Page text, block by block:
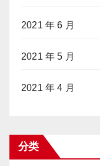
2021 年 6 月
2021 年 5 月
2021 年 4 月
分类